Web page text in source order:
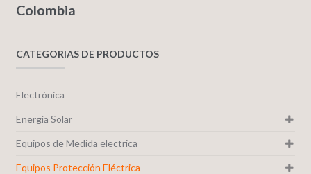
Colombia
CATEGORIAS DE PRODUCTOS
Electrónica
Energía Solar
Equipos de Medida electrica
Equipos Protección Eléctrica